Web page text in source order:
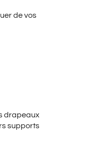
de vos
drapeaux
supports